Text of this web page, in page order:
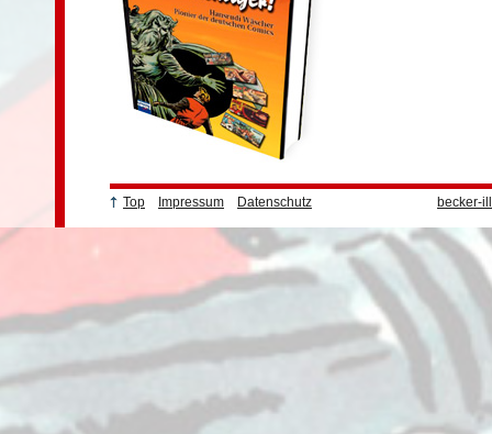
Top Impressum Datenschutz becker-